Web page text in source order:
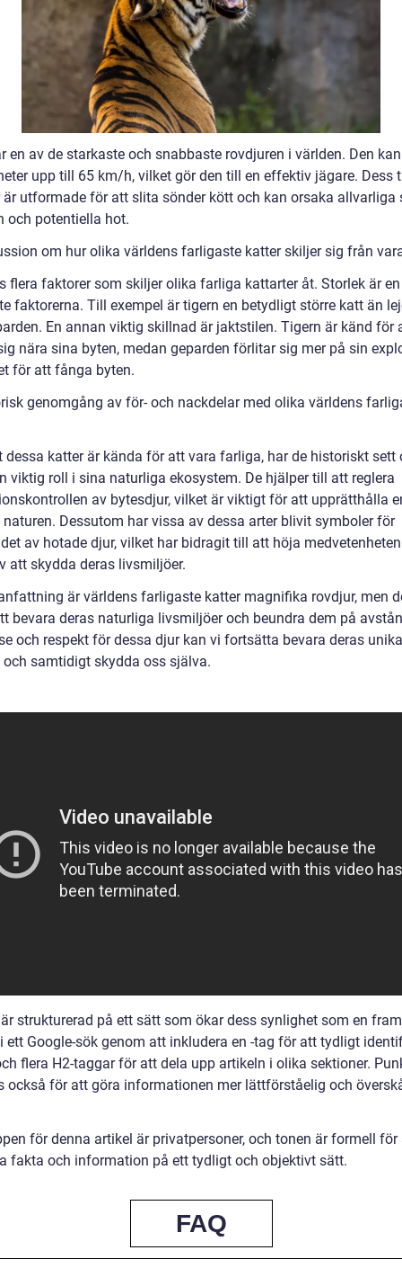
en av de starkaste och snabbaste rovdjuren i världen. Den
upp till 65 km/h, vilket gör den till en effektiv jägare. Dess
är utformade för att slita sönder kött och kan orsaka allvarliga
och potentiella hot.
om hur olika världens farligaste katter skiljer sig från
flera faktorer som skiljer olika farliga kattarter åt. Storlek är
faktorerna. Till exempel är tigern en betydligt större katt än
En annan viktig skillnad är jaktstilen. Tigern är känd för
nära sina byten, medan geparden förlitar sig mer på sin
för att fånga byten.
genomgång av för- och nackdelar med olika världens
dessa katter är kända för att vara farliga, har de historiskt sett
viktig roll i sina naturliga ekosystem. De hjälper till att reglera
av bytesdjur, vilket är viktigt för att upprätthålla
Dessutom har vissa av dessa arter blivit symboler för
av hotade djur, vilket har bidragit till att höja
att skydda deras livsmiljöer.
är världens farligaste katter magnifika rovdjur, men
bevara deras naturliga livsmiljöer och beundra dem på
och respekt för dessa djur kan vi fortsätta bevara deras unika
och samtidigt skydda oss själva.
strukturerad på ett sätt som ökar dess synlighet som en
ett Google-sök genom att inkludera en -tag för att tydligt
flera H2-taggar för att dela upp artikeln i olika sektioner.
också för att göra informationen mer lättförståelig och
för denna artikel är privatpersoner, och tonen är formell för
fakta och information på ett tydligt och objektivt sätt.
FAQ